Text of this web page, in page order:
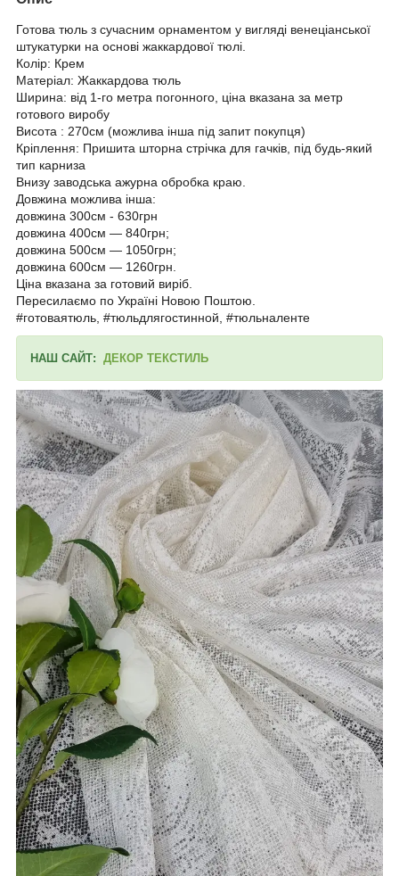
Готова тюль з сучасним орнаментом у вигляді венеціанської
штукатурки на основі жаккардової тюлі.
Колір: Крем
Матеріал: Жаккардова тюль
Ширина: від 1-го метра погонного, ціна вказана за метр
готового виробу
Висота : 270см (можлива інша під запит покупця)
Кріплення: Пришита шторна стрічка для гачків, під будь-який
тип карниза
Внизу заводська ажурна обробка краю.
Довжина можлива інша:
довжина 300см - 630грн
довжина 400см ― 840грн;
довжина 500см ― 1050грн;
довжина 600см ― 1260грн.
Ціна вказана за готовий виріб.
Пересилаємо по Україні Новою Поштою.
#готоваятюль, #тюльдлягостинной, #тюльналенте
НАШ САЙТ: ДЕКОР ТЕКСТИЛЬ